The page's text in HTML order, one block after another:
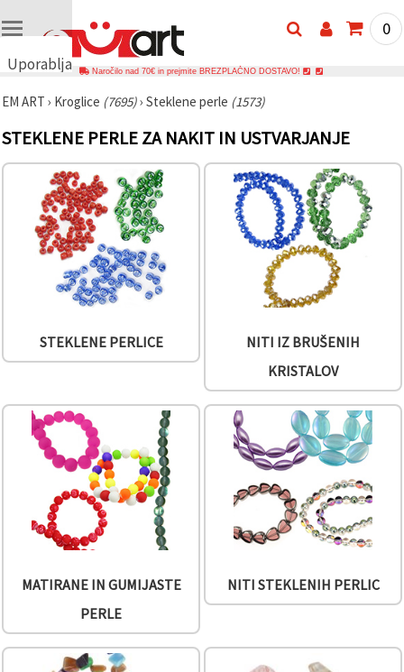
Uporabljamo
🍪
piškotke in
tehnologije,
zagotovimo
pravilno
delovanje
spletnega
mesta,
uporabniško
soglasjem
vsebine in
oglase, tudi
s pomočjo
partnerjev
S klikom na
»Sprejmi
strinjate z
uporabo
Ali pa v
Nastavitvah
0
Naročilo nad 70€ in prejmite BREZPLAČNO DOSTAVO!
EM ART › Kroglice (7695)› Steklene perle (1573)
STEKLENE PERLE ZA NAKIT IN USTVARJANJE
STEKLENE PERLICE
NITI IZ BRUŠENIH
KRISTALOV
MATIRANE IN GUMIJASTE
PERLE
NITI STEKLENIH PERLIC